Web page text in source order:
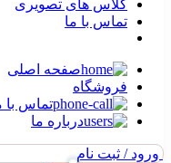
کلاس های تصویری
تماس با ما
صفحه اصلی
فروشگاه
تماس با
درباره ما
ورود / ثبت نام